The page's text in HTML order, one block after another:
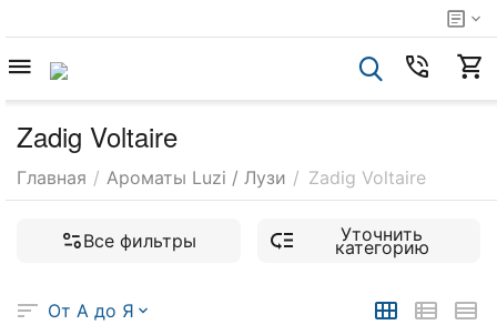
Zadig Voltaire
Главная / Ароматы Luzi / Лузи / Zadig Voltaire
Все фильтры Уточнить
категорию
От А до Я